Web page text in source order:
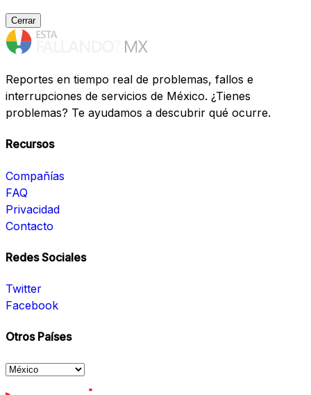
Cerrar
Reportes en tiempo real de problemas, fallos e
interrupciones de servicios de México. ¿Tienes
problemas? Te ayudamos a descubrir qué ocurre.
Recursos
Compañías
FAQ
Privacidad
Contacto
Redes Sociales
Twitter
Facebook
Otros Países